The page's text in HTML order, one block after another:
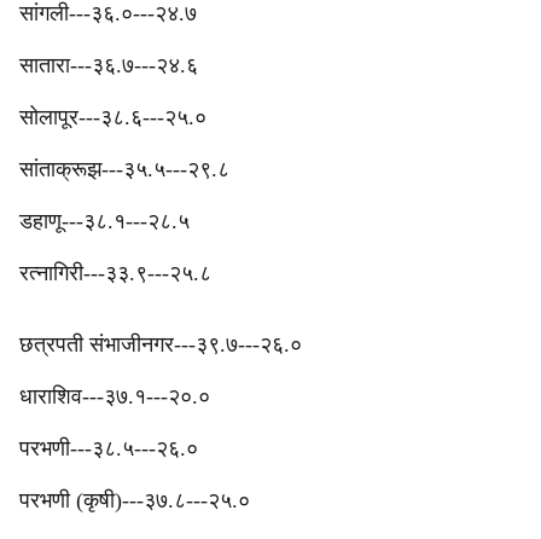
‎सांगली---३६.०---२४.७
सातारा---३६.७---२४.६
‎सोलापूर---३८.६---२५.०
‎सांताक्रूझ---३५.५---२९.८
डहाणू---३८.१---२८.५
रत्नागिरी---३३.९---२५.८
छत्रपती संभाजीनगर---३९.७---२६.०
‎धाराशिव---३७.१---२०.०
परभणी---३८.५---२६.०
परभणी (कृषी)---३७.८---२५.०